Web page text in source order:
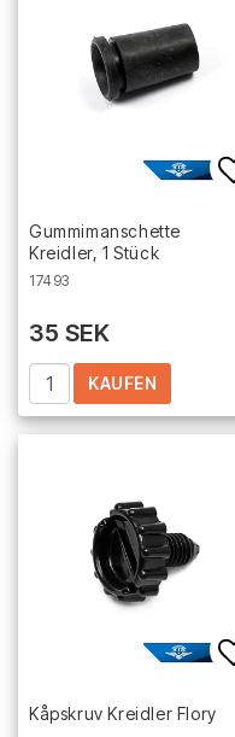
Gummimanschette
Kreidler, 1 Stück
17493
35 SEK
KAUFEN
Kåpskruv Kreidler Flory